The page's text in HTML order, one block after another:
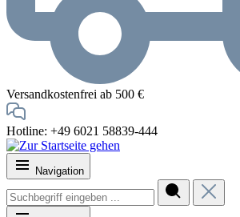
Versandkostenfrei ab 500 €
Hotline: +49 6021 58839-444
Navigation